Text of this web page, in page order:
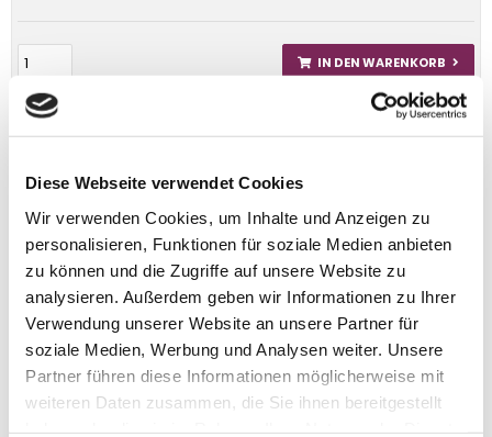
Diese Webseite verwendet Cookies
Wir verwenden Cookies, um Inhalte und Anzeigen zu
personalisieren, Funktionen für soziale Medien anbieten
zu können und die Zugriffe auf unsere Website zu
analysieren. Außerdem geben wir Informationen zu Ihrer
Verwendung unserer Website an unsere Partner für
soziale Medien, Werbung und Analysen weiter. Unsere
Partner führen diese Informationen möglicherweise mit
weiteren Daten zusammen, die Sie ihnen bereitgestellt
IN DEN WARENKORB